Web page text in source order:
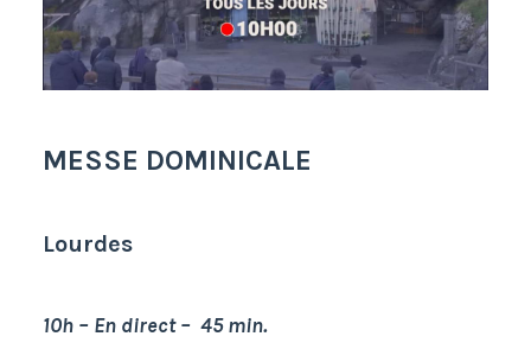
MESSE DOMINICALE
Lourdes
10h – En direct – 45 min.